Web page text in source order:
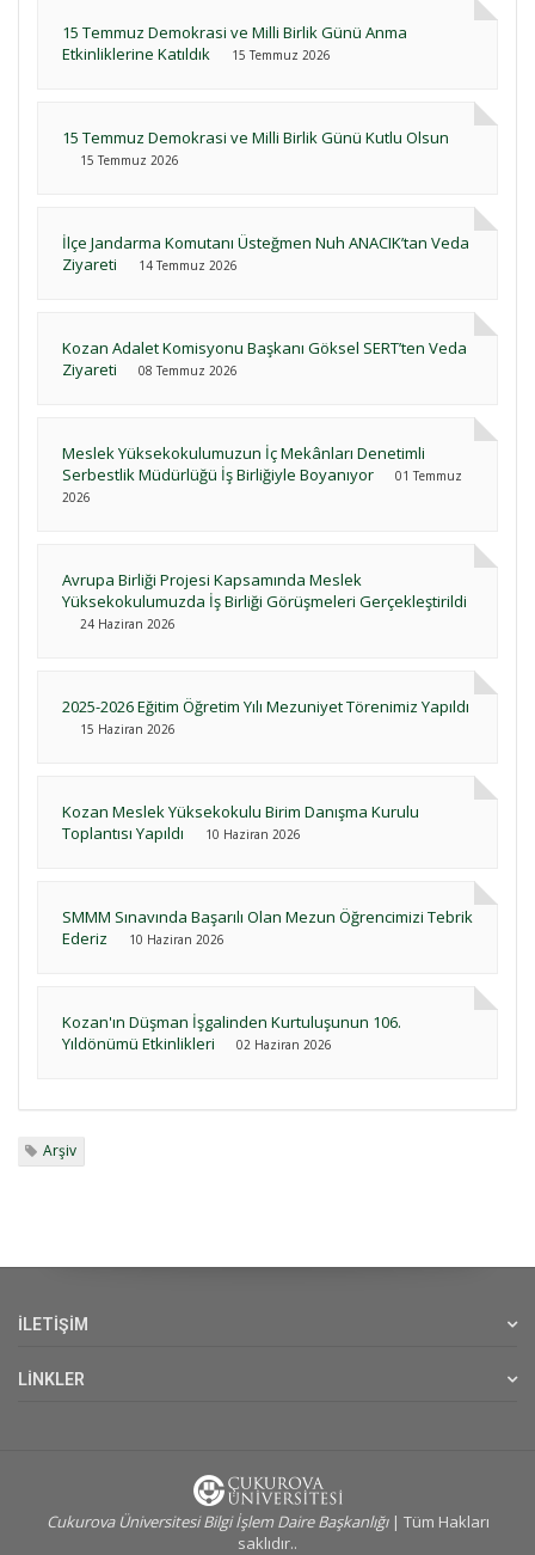
15 Temmuz Demokrasi ve Milli Birlik Günü Anma
Etkinliklerine Katıldık
15 Temmuz 2026
15 Temmuz Demokrasi ve Milli Birlik Günü Kutlu Olsun
15 Temmuz 2026
İlçe Jandarma Komutanı Üsteğmen Nuh ANACIK’tan Veda
Ziyareti
14 Temmuz 2026
Kozan Adalet Komisyonu Başkanı Göksel SERT’ten Veda
Ziyareti
08 Temmuz 2026
Meslek Yüksekokulumuzun İç Mekânları Denetimli
Serbestlik Müdürlüğü İş Birliğiyle Boyanıyor
01 Temmuz
2026
Avrupa Birliği Projesi Kapsamında Meslek
Yüksekokulumuzda İş Birliği Görüşmeleri Gerçekleştirildi
24 Haziran 2026
2025-2026 Eğitim Öğretim Yılı Mezuniyet Törenimiz Yapıldı
15 Haziran 2026
Kozan Meslek Yüksekokulu Birim Danışma Kurulu
Toplantısı Yapıldı
10 Haziran 2026
SMMM Sınavında Başarılı Olan Mezun Öğrencimizi Tebrik
Ederiz
10 Haziran 2026
Kozan'ın Düşman İşgalinden Kurtuluşunun 106.
Yıldönümü Etkinlikleri
02 Haziran 2026
Arşiv
İLETİŞİM
LİNKLER
Cukurova Üniversitesi Bilgi İşlem Daire Başkanlığı| Tüm Hakları
saklıdır..